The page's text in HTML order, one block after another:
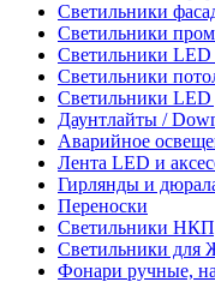
Светильники
Светильники
Светильники
Светильники
Светильники LED
Даунтлайты /
Аварийное
Лента LED и
Гирлянды и
Переноски
Светильники
Светильники
Фонари ручные,